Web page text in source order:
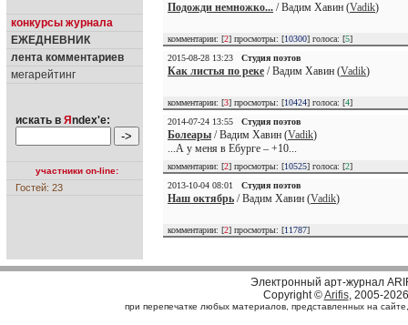
конкурсы журнала
ЕЖЕДНЕВНИК
лента комментариев
мегарейтинг
искать в Я ndex'е:
участники on-line:
Гостей: 23
Подожди немножко... / Вадим Хавин (Vadik)
комментарии: [2] просмотры: [10300] голоса: [5]
2015-08-28 13:23
Студия поэтов
Как листья по реке / Вадим Хавин (Vadik)
комментарии: [3] просмотры: [10424] голоса: [4]
2014-07-24 13:55
Студия поэтов
Болеары / Вадим Хавин (Vadik)
...А у меня в Ебурге – +10...
комментарии: [2] просмотры: [10525] голоса: [2]
2013-10-04 08:01
Студия поэтов
Наш октябрь / Вадим Хавин (Vadik)
комментарии: [2] просмотры: [11787]
Электронный арт-журнал
Copyright ©Arifis, 2005-2026
при перепечатке любых материалов, представленных на